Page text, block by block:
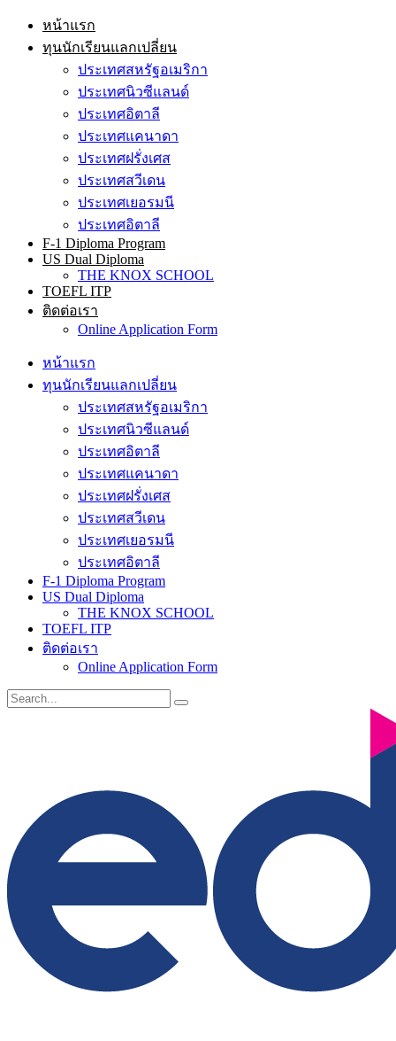
หน้าแรก
ทุนนักเรียนแลกเปลี่ยน
ประเทศสหรัฐอเมริกา
ประเทศนิวซีแลนด์
ประเทศอิตาลี
ประเทศแคนาดา
ประเทศฝรั่งเศส
ประเทศสวีเดน
ประเทศเยอรมนี
ประเทศอิตาลี
F-1 Diploma Program
US Dual Diploma
THE KNOX SCHOOL
TOEFL ITP
ติดต่อเรา
Online Application Form
หน้าแรก
ทุนนักเรียนแลกเปลี่ยน
ประเทศสหรัฐอเมริกา
ประเทศนิวซีแลนด์
ประเทศอิตาลี
ประเทศแคนาดา
ประเทศฝรั่งเศส
ประเทศสวีเดน
ประเทศเยอรมนี
ประเทศอิตาลี
F-1 Diploma Program
US Dual Diploma
THE KNOX SCHOOL
TOEFL ITP
ติดต่อเรา
Online Application Form